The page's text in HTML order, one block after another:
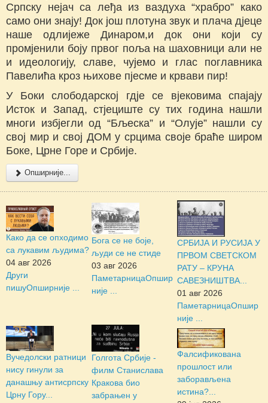
Српску нејач са леђа из ваздуха “храбро” како
само они знају! Док још плотуна звук и плача д‌јеце
наше одлијеже Динаром,и док они који су
промјенили боју првог поља на шаховници али не
и идеологију, славе, чујемо и глас поглавника
Павелића кроз њихове пјесме и крвави пир!
У Боки слободарској гд‌је се вјековима спајају
Исток и Запад, стјециште су тих година нашли
многи избјегли од “Бљеска” и “Олује” нашли су
свој мир и свој ДОМ у срцима своје браће широм
Боке, Црне Горе и Србије.
Опширније...
Како да се опходимо
са лукавим људима?
04 авг 2026
Други
пишуОпширније ...
Бога се не боје,
људи се не стиде
03 авг 2026
ПаметарницаОпшир
није ...
СРБИЈА И РУСИЈА У
ПРВОМ СВЕТСКОМ
РАТУ – КРУНА
САВЕЗНИШТВА...
01 авг 2026
ПаметарницаОпшир
није ...
Вучедолски ратници
нису гинули за
данашњу антисрпску
Црну Гору...
Голгота Србије -
филм Станислава
Кракова био
забрањен у
Фалсификована
прошлост или
заборављена
истина?...